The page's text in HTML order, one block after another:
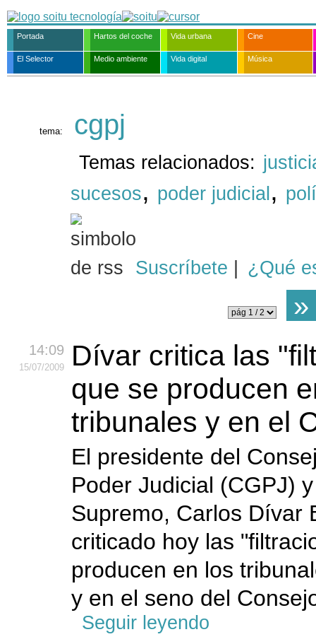
Portada Hartos del coche Vida urbana Cine
El Selector Medio ambiente Vida digital Música
tema: cgpj
Temas relacionados:
sucesos, poder judicial ,
Suscríbete ¿Qué
»
14:09
15/07/2009
Dívar critica las
que se producen
tribunales y en el
El presidente del
Poder Judicial (CGPJ)
Supremo, Carlos Dívar
criticado hoy las
producen en los
y en el seno del
Seguir leyendo